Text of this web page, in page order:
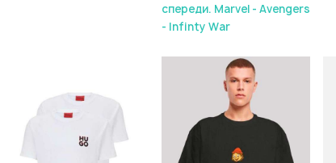
спереди. Marvel - Avengers
- Infinty War